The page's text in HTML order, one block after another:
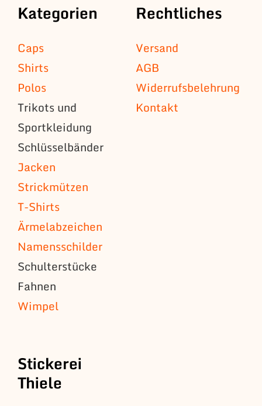
Kategorien
Caps
Shirts
Polos
Trikots und
Sportkleidung
Schlüsselbänder
Jacken
Strickmützen
T-Shirts
Ärmelabzeichen
Namensschilder
Schulterstücke
Fahnen
Wimpel
Rechtliches
Versand
AGB
Widerrufsbelehrung
Kontakt
Stickerei
Thiele